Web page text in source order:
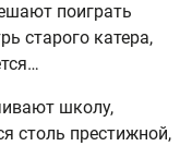
поиграть
старого катера,
школу,
столь престижной,